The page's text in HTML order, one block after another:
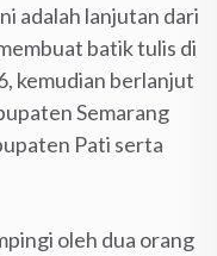
adalah lanjutan dari
batik tulis di
kemudian berlanjut
Semarang
Pati serta
oleh dua orang